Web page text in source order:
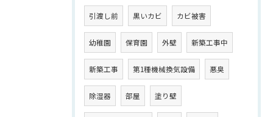
引渡し前 黒いカビ カビ被害
幼稚園 保育園 外壁 新築工事中
新築工事 第1種機械換気設備 悪臭
除湿器 部屋 塗り壁